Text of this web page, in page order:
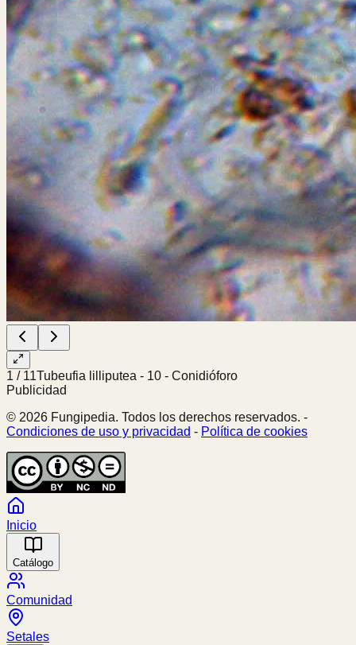
1 / 11Tubeufia lilliputea - 10 - Conidióforo
Publicidad
© 2026 Fungipedia. Todos los derechos reservados. -
Condiciones de uso y privacidad - Política de cookies
Inicio
Catálogo
Comunidad
Setales